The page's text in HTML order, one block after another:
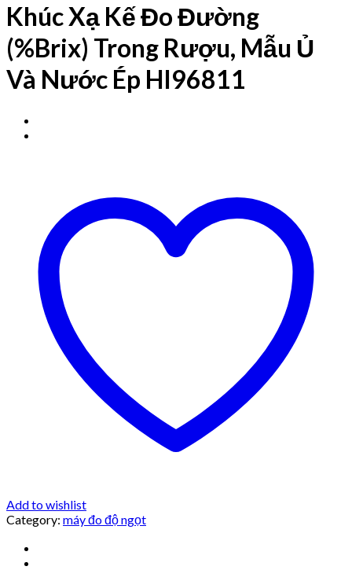
Khúc Xạ Kế Đo Đường
(%Brix) Trong Rượu, Mẫu Ủ
Và Nước Ép HI96811
Add to wishlist
Category: máy đo độ ngọt